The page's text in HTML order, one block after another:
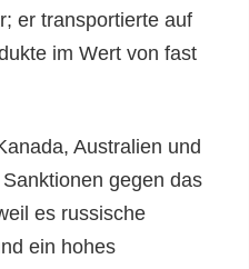
er transportierte auf
im Wert von fast
Australien und
gegen das
es russische
ein hohes